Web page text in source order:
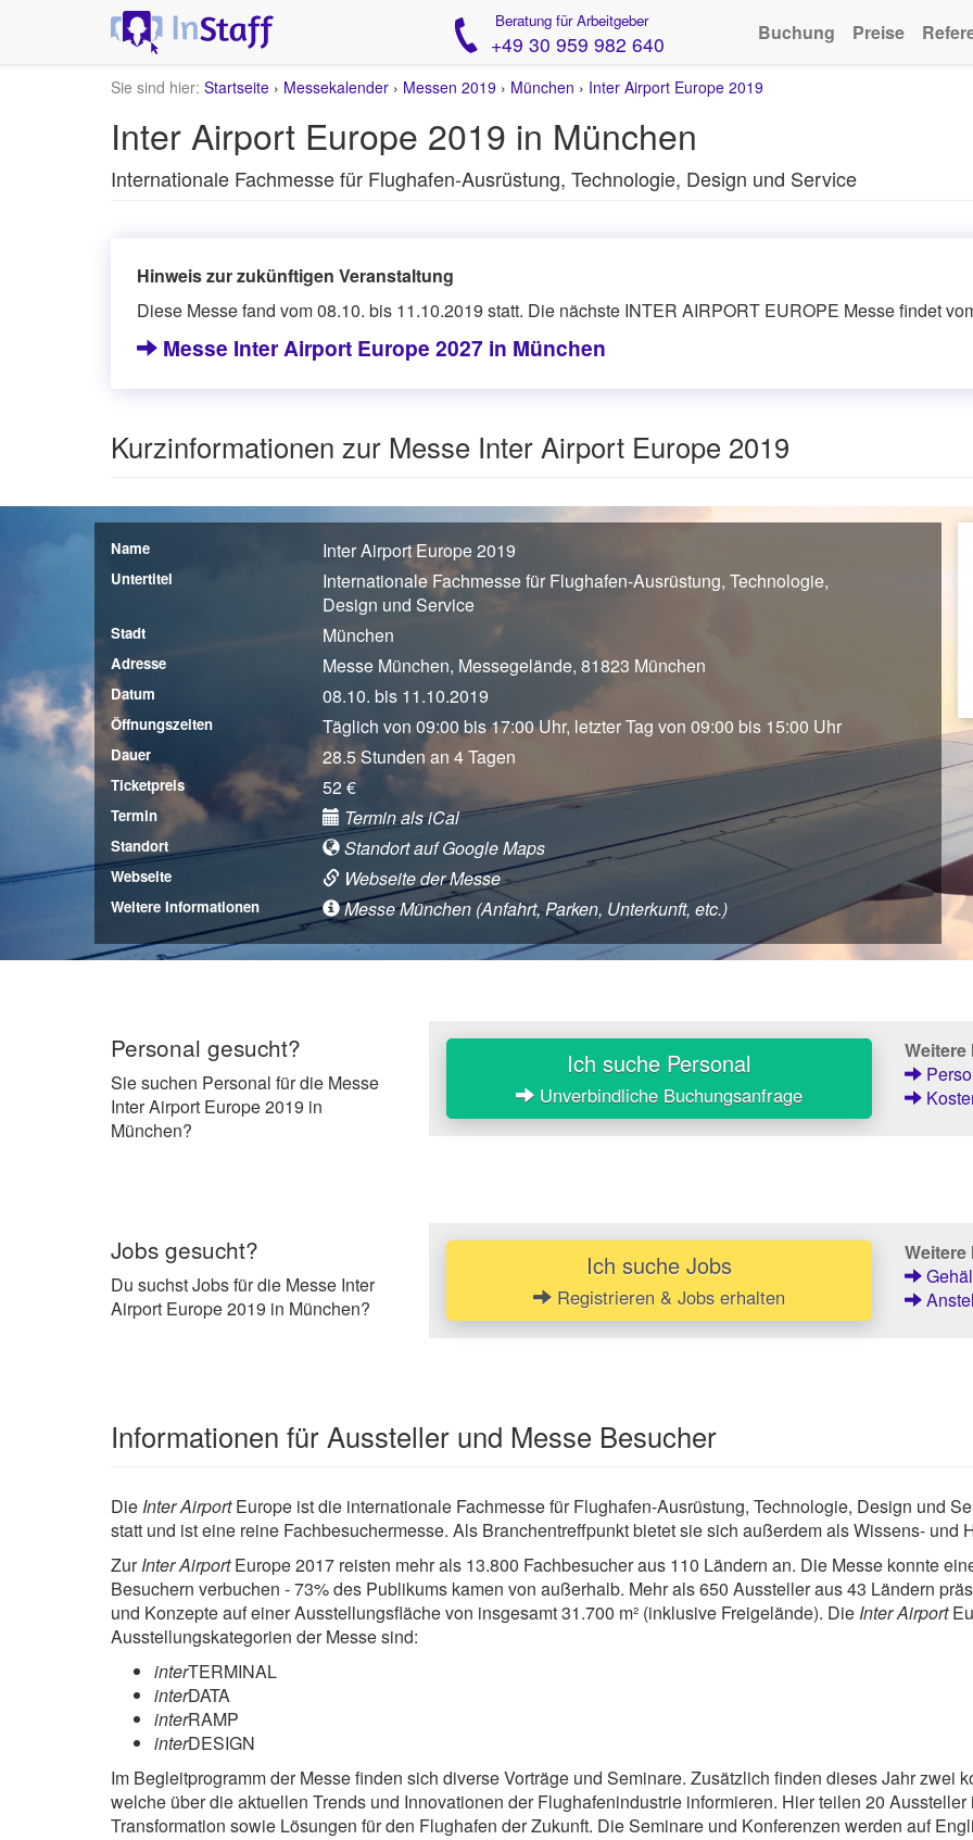
Beratung für Arbeitgeber
+49 30 959 982 640 Buchung Preise
Sie sind hier: Startseite › Messekalender › Messen 2019 › München › Inter Airport Europe 2019
Inter Airport Europe 2019 in München
Internationale Fachmesse für Flughafen-Ausrüstung, Technologie, Design und Service
Hinweis zur zukünftigen Veranstaltung
Diese Messe fand vom 08.10. bis 11.10.2019 statt. Die nächste INTER AIRPORT EUROPE Messe findet
Messe Inter Airport Europe 2027 in München
Kurzinformationen zur Messe Inter Airport Europe 2019
Name Inter Airport Europe 2019
Untertitel
Internationale Fachmesse für Flughafen-Ausrüstung, Technologie,
Design und Service
Stadt München
Adresse Messe München, Messegelände, 81823 München
Datum 08.10. bis 11.10.2019
Öffnungszeiten Täglich von 09:00 bis 17:00 Uhr, letzter Tag von 09:00 bis 15:00 Uhr
Dauer 28.5 Stunden an 4 Tagen
Ticketpreis 52 €
Termin Termin als iCal
Standort Standort auf Google Maps
Webseite Webseite der Messe
Weitere Informationen Messe München (Anfahrt, Parken, Unterkunft, etc.)
Personal gesucht?
Sie suchen Personal für die Messe
Inter Airport Europe 2019 in
München?
Ich suche Personal
Unverbindliche Buchungsanfrage
Jobs gesucht?
Du suchst Jobs für die Messe Inter
Airport Europe 2019 in München?
Ich suche Jobs
Registrieren & Jobs erhalten
Informationen für Aussteller und Messe Besucher
Die Inter AirportEurope ist die internationale Fachmesse für Flughafen-Ausrüstung, Technologie, Design und
statt und ist eine reine Fachbesuchermesse. Als Branchentreffpunkt bietet sie sich außerdem als Wissens- und
ZurInter AirportEurope 2017 reisten mehr als 13.800 Fachbesucher aus 110 Ländern an. Die Messe konnte
Besuchern verbuchen - 73% des Publikums kamen von außerhalb. Mehr als 650 Aussteller aus 43 Ländern
und Konzepte auf einer Ausstellungsfläche von insgesamt 31.700 m² (inklusive Freigelände). Die Inter Airport
Ausstellungskategorien der Messe sind:
interTERMINAL
interDATA
interRAMP
interDESIGN
Im Begleitprogramm der Messe finden sich diverse Vorträge und Seminare. Zusätzlich finden dieses Jahr zwei
welche über die aktuellen Trends und Innovationen der Flughafenindustrie informieren. Hier teilen 20
Transformation sowie Lösungen für den Flughafen der Zukunft. Die Seminare und Konferenzen werden auf